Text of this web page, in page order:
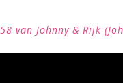
van Johnny & Rijk